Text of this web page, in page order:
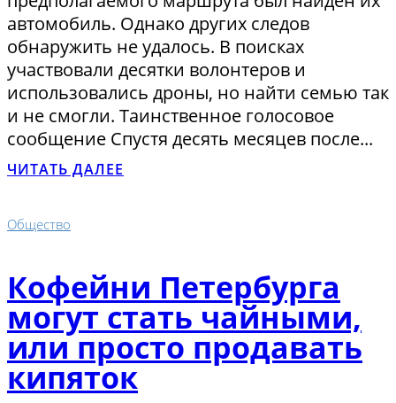
автомобиль. Однако других следов
обнаружить не удалось. В поисках
участвовали десятки волонтеров и
использовались дроны, но найти семью так
и не смогли. Таинственное голосовое
сообщение Спустя десять месяцев после...
ЧИТАТЬ ДАЛЕЕ
Общество
Кофейни Петербурга
могут стать чайными,
или просто продавать
кипяток